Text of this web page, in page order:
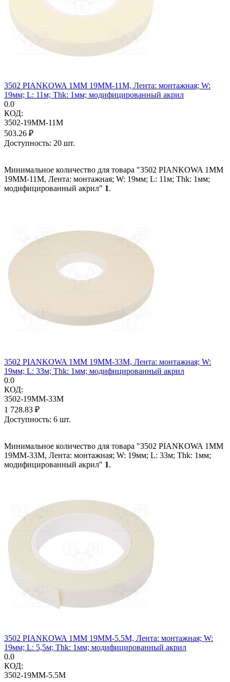
3502 PIANKOWA 1MM 19MM-11M, Лента: монтажная; W:
19мм; L: 11м; Thk: 1мм; модифицированный акрил
0.0
КОД:
3502-19MM-11M
503.26 ₽
Доступность: 20 шт.
Минимальное количество для товара "3502 PIANKOWA 1MM
19MM-11M, Лента: монтажная; W: 19мм; L: 11м; Thk: 1мм;
модифицированный акрил" 1.
3502 PIANKOWA 1MM 19MM-33M, Лента: монтажная; W:
19мм; L: 33м; Thk: 1мм; модифицированный акрил
0.0
КОД:
3502-19MM-33M
1 728.83 ₽
Доступность: 6 шт.
Минимальное количество для товара "3502 PIANKOWA 1MM
19MM-33M, Лента: монтажная; W: 19мм; L: 33м; Thk: 1мм;
модифицированный акрил" 1.
3502 PIANKOWA 1MM 19MM-5.5M, Лента: монтажная; W:
19мм; L: 5,5м; Thk: 1мм; модифицированный акрил
0.0
КОД:
3502-19MM-5.5M